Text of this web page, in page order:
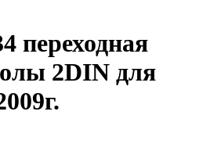
переходная
2DIN для